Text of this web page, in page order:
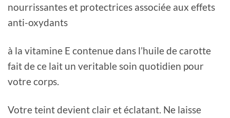
nourrissantes et protectrices associée aux effets
anti-oxydants
à la vitamine E contenue dans l’huile de carotte
fait de ce lait un veritable soin quotidien pour
votre corps.
Votre teint devient clair et éclatant. Ne laisse